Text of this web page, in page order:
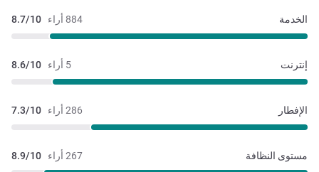
884 أراء 8.7/10 الخدمة
5 أراء 8.6/10 إنترنت
286 أراء 7.3/10 الإفطار
267 أراء 8.9/10 مستوى النظافة